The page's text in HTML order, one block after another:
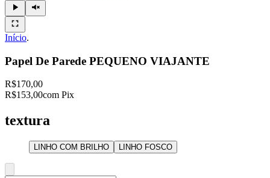
Início.
Papel De Parede PEQUENO VIAJANTE
R$170,00
R$153,00com Pix
textura
LINHO COM BRILHO LINHO FOSCO